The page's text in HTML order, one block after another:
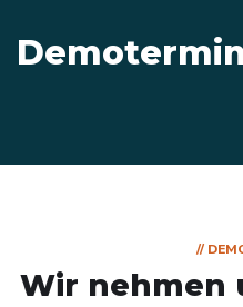
Demotermin
//
Wir nehmen